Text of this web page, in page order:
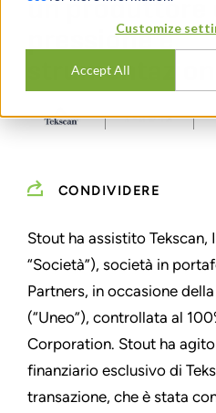
Customize
Accept All
un produttore
pressione e
CONDIVIDERE
Stout ha assistito Tekscan,
“Società”), società in
Partners, in occasione
(“Uneo”), controllata al
Corporation. Stout ha
finanziario esclusivo di
transazione, che è stata